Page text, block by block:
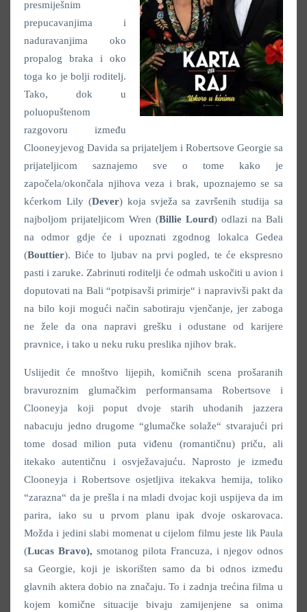
presmiješnim
prepucavanjima i
naduravanjima oko
propalog braka i oko
toga ko je bolji roditelj.
Tako, dok u
poluopuštenom
razgovoru između
Clooneyjevog Davida sa prijateljem i Robertsove Georgie sa
prijateljicom saznajemo sve o tome kako je
započela/okončala njihova veza i brak, upoznajemo se sa
kćerkom Lily (Dever) koja svježa sa završenih studija sa
najboljom prijateljicom Wren (Billie Lourd) odlazi na Bali
na odmor gdje će i upoznati zgodnog lokalca Gedea
(Bouttier). Biće to ljubav na prvi pogled, te će ekspresno
pasti i zaruke. Zabrinuti roditelji će odmah uskočiti u avion i
doputovati na Bali “potpisavši primirje“ i napravivši pakt da
na bilo koji mogući način sabotiraju vjenčanje, jer zaboga
ne žele da ona napravi grešku i odustane od karijere
pravnice, i tako u neku ruku preslika njihov brak.
Uslijedit će mnoštvo lijepih, komičnih scena prošaranih
bravuroznim glumačkim performansama Robertsove i
Clooneyja koji poput dvoje starih uhodanih jazzera
nabacuju jedno drugome “glumačke solaže“ stvarajući pri
tome dosad milion puta viđenu (romantičnu) priču, ali
itekako autentičnu i osvježavajuću. Naprosto je između
Clooneyja i Robertsove osjetljiva itekakva hemija, toliko
“zarazna“ da je prešla i na mladi dvojac koji uspijeva da im
parira, iako su u prvom planu ipak dvoje oskarovaca.
Možda i jedini slabi momenat u cijelom filmu jeste lik Paula
(Lucas Bravo), smotanog pilota Francuza, i njegov odnos
sa Georgie, koji je iskorišten samo da bi odnos između
glavnih aktera dobio na značaju. To i zadnja trećina filma u
kojem komične situacije bivaju zamijenjene sa onima